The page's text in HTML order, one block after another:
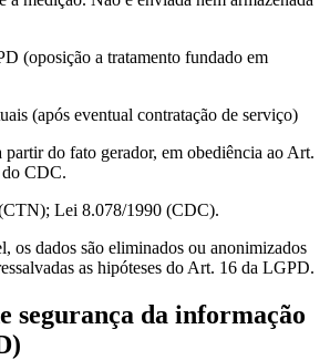
(oposição a tratamento fundado em
(após eventual contratação de serviço)
partir do fato gerador, em obediência ao Art.
CDC.
Lei 8.078/1990 (CDC).
os dados são eliminados ou anonimizados
as hipóteses do Art. 16 da LGPD.
segurança da informação